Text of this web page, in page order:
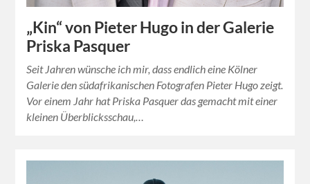
„Kin“ von Pieter Hugo in der Galerie
Priska Pasquer
Seit Jahren wünsche ich mir, dass endlich eine Kölner
Galerie den südafrikanischen Fotografen Pieter Hugo zeigt.
Vor einem Jahr hat Priska Pasquer das gemacht mit einer
kleinen Überblicksschau,…